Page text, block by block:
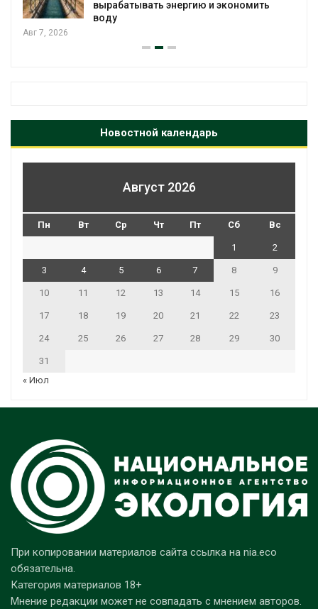
Новостной календарь
Август 2026
Пн Вт Ср Чт Пт Сб Вс
1 2
3 4 5 6 7 8 9
10 11 12 13 14 15 16
17 18 19 20 21 22 23
24 25 26 27 28 29 30
31
« Июл
При копировании материалов сайта ссылка на nia.eco
обязательна.
Категория материалов 18+
Мнение редакции может не совпадать с мнением авторов.